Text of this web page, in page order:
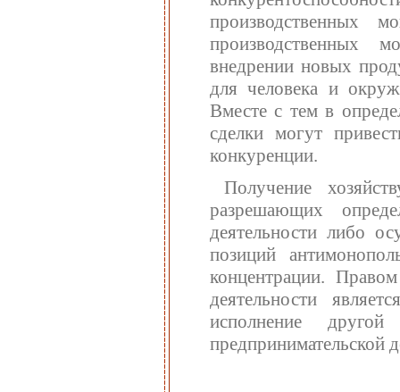
производственных
производственных
внедрении новых
для человека и
Вместе с тем в
сделки могут
конкуренции.
Получение
разрешающих
деятельности либо
позиций
концентрации.
деятельности
исполнение
предпринимательской